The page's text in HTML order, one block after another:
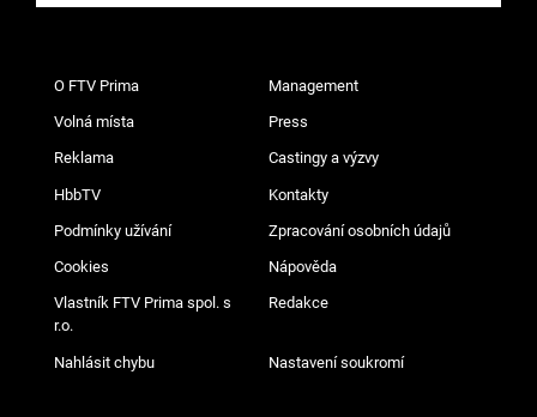
O FTV Prima Management
Volná místa Press
Reklama Castingy a výzvy
HbbTV Kontakty
Podmínky užívání Zpracování osobních údajů
Cookies Nápověda
Vlastník FTV Prima spol. s
r.o.
Redakce
Nahlásit chybu Nastavení soukromí